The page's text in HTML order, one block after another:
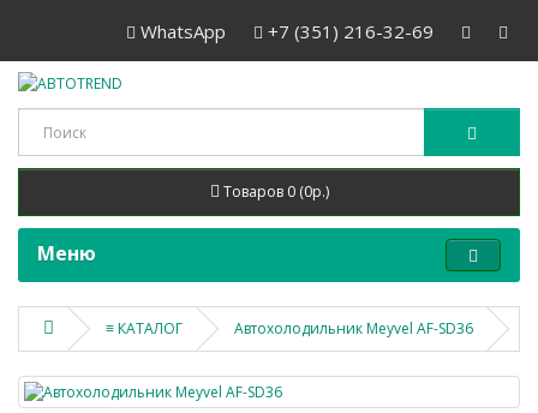
WhatsApp +7 (351) 216-32-69
Товаров 0 (0р.)
Меню
≡ КАТАЛОГ Автохолодильник Meyvel AF-SD36